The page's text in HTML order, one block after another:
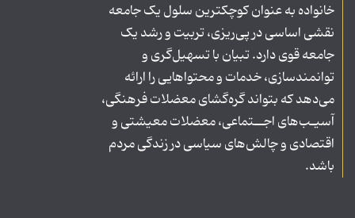
خانواده به عنوان کوچکترین سلول یک جامعه
نقشی اساسی در پی‌ریزی، تربیت و رشد یک
جامعه قوی دارد. تبیان با تسهیل‌گری و
توانمندسازی، خدمات و محتواهایی را ارائه
می‌دهد که بتواند گره‌گشای معضلات فرهنگی،
آسیـب‌های اجــتماعی، معضلات معیشتی و
اقتصادی و چالش‌های سیاسی در زندگی مردم
باشد.